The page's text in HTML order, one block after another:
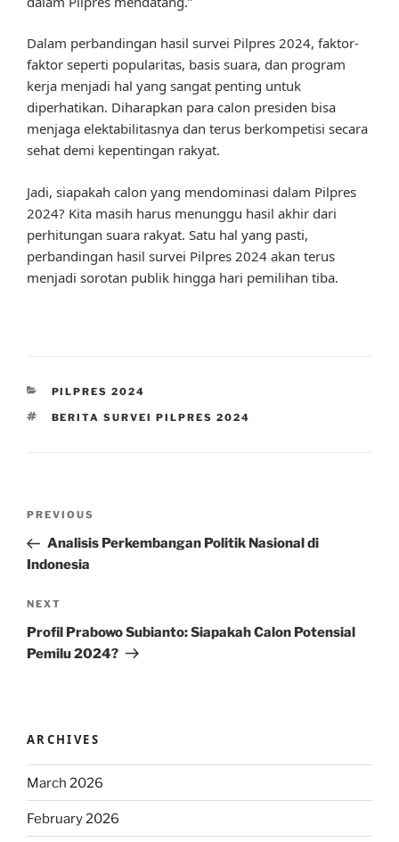
Dalam perbandingan hasil survei Pilpres 2024, faktor-
faktor seperti popularitas, basis suara, dan program
kerja menjadi hal yang sangat penting untuk
diperhatikan. Diharapkan para calon presiden bisa
menjaga elektabilitasnya dan terus berkompetisi secara
sehat demi kepentingan rakyat.
Jadi, siapakah calon yang mendominasi dalam Pilpres
2024? Kita masih harus menunggu hasil akhir dari
perhitungan suara rakyat. Satu hal yang pasti,
perbandingan hasil survei Pilpres 2024 akan terus
menjadi sorotan publik hingga hari pemilihan tiba.
CATEGORIES
PILPRES 2024
TAGS
BERITA SURVEI PILPRES 2024
Previous
Post
PREVIOUS
Analisis Perkembangan Politik Nasional di
Indonesia
Next
Post
NEXT
Profil Prabowo Subianto: Siapakah Calon Potensial
Pemilu 2024?
ARCHIVES
March 2026
February 2026